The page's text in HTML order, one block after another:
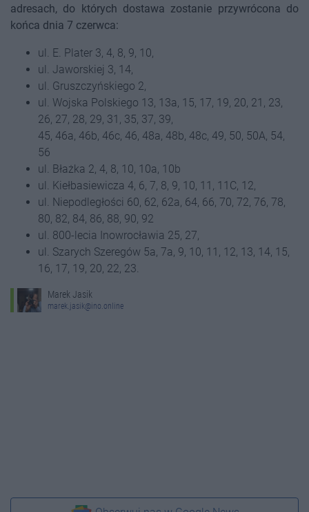
adresach, do których dostawa zostanie przywrócona do
końca dnia 7 czerwca:
ul. E. Plater 3, 4, 8, 9, 10,
ul. Jaworskiej 3, 14,
ul. Gruszczyńskiego 2,
ul. Wojska Polskiego 13, 13a, 15, 17, 19, 20, 21, 23,
26, 27, 28, 29, 31, 35, 37, 39,
45, 46a, 46b, 46c, 46, 48a, 48b, 48c, 49, 50, 50A, 54,
56
ul. Błażka 2, 4, 8, 10, 10a, 10b
ul. Kiełbasiewicza 4, 6, 7, 8, 9, 10, 11, 11C, 12,
ul. Niepodległości 60, 62, 62a, 64, 66, 70, 72, 76, 78,
80, 82, 84, 86, 88, 90, 92
ul. 800-lecia Inowrocławia 25, 27,
ul. Szarych Szeregów 5a, 7a, 9, 10, 11, 12, 13, 14, 15,
16, 17, 19, 20, 22, 23.
Marek Jasik
marek.jasik@ino.online